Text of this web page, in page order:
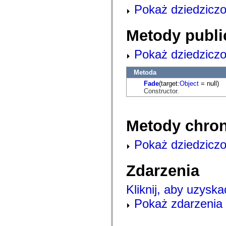
mx.automation.delegates.controls.dataGridClasses
mx.automation.delegates.controls.fileSystemClasses
Pokaż
Metody
Pokaż
Metoda
Fade(target:Object = null)
Constructor.
Metody
Pokaż
Zdarzenia
Kliknij, aby
Pokaż